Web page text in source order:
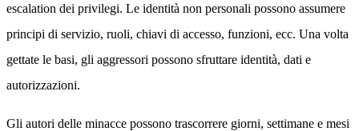
escalation dei privilegi. Le identità non personali possono assumere
principi di servizio, ruoli, chiavi di accesso, funzioni, ecc. Una volta
gettate le basi, gli aggressori possono sfruttare identità, dati e
autorizzazioni.
Gli autori delle minacce possono trascorrere giorni, settimane e mesi